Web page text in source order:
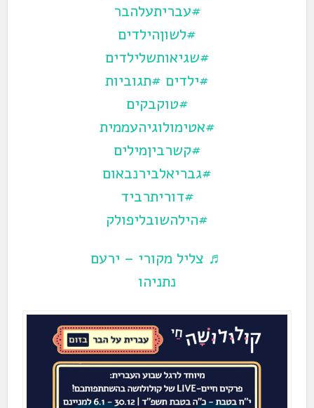
#עבריתעלהבר
#לשוןהילדים
#שגיאותשלילדים
#ילדים #תגוביות
#טוקבקים
#אטימולוגיהעממית
#קשרביןמילים
#גבריאלבירנבאום
#דוריתרביד
#הילהשובליפולק
♬ צליל מקורי – ירעם
נתניהו